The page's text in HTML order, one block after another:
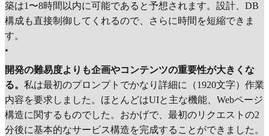
築は1〜8時間以内に可能であると予想されます。設計、DB
構成も直接制御してくれるので、さらに時間を短縮できま
す。
•
開発の難易度よりも企画やコンテンツの重要性が大きくな
る。 私は最初のプロンプトでかなり詳細に（1920文字）作業
内容を要求しました。ほとんどはUIと主な機能、Webページ
構造に関するものでした。おかげで、最初のリクエストの2
分後に基本的なサービス構造を完成することができました。